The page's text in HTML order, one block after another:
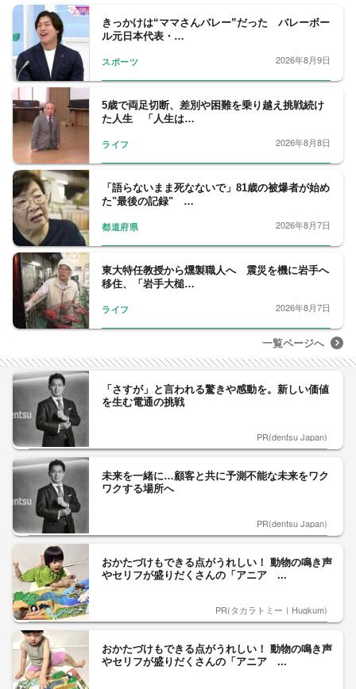
きっかけは“ママさんバレー”だった バレーボー
ル元日本代表・…
スポーツ 2026年8月9日
5歳で両足切断、差別や困難を乗り越え挑戦続け
た人生 「人生は…
ライフ 2026年8月8日
「語らないまま死なないで」81歳の被爆者が始め
た"最後の記録" …
都道府県 2026年8月7日
東大特任教授から燻製職人へ 震災を機に岩手へ
移住、「岩手大槌…
ライフ 2026年8月7日
一覧ページへ
「さすが」と言われる驚きや感動を。新しい価値
を生む電通の挑戦
PR(dentsu Japan)
未来を一緒に…顧客と共に予測不能な未来をワク
ワクする場所へ
PR(dentsu Japan)
おかたづけもできる点がうれしい！ 動物の鳴き声
やセリフが盛りだくさんの「アニア ...
PR(タカラトミー｜Hugkum)
おかたづけもできる点がうれしい！ 動物の鳴き声
やセリフが盛りだくさんの「アニア ...